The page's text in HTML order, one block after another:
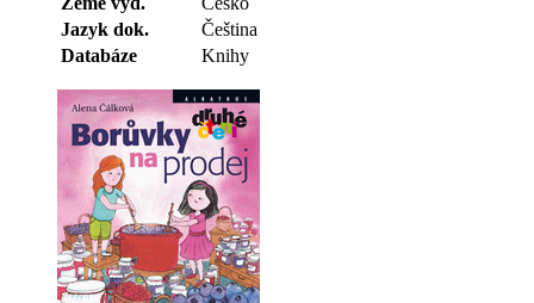
Jazyk dok.
Čeština
Databáze
Knihy